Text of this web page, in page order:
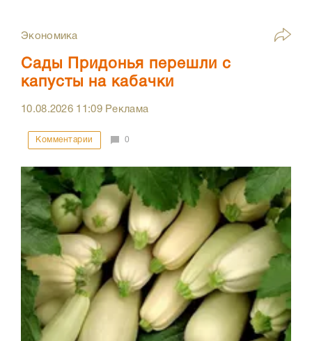
Экономика
Сады Придонья перешли с
капусты на кабачки
10.08.2026 11:09Реклама
Комментарии 0